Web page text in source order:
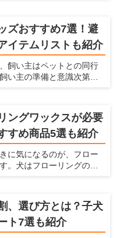
あると思います。 サロン
らうこともできますが、
てバリカンをしてあげた
も多いと思います。そこ
バリカンの選び方とス
毛をケアできるおすすめ
ズおすすめ7選！避
イテムリストも紹介
飼い主はペットとの同行
い主の準備と意識次第
用意しておけばよいで
全と健康を守るため、ラ
想定して、今から必要な
ておきましょう。ここで
なアイテムリストとおす
紹介します。
ングワックスが必要
すめ商品5選も紹介
に気になるのが、フロー
。犬はフローリングの上
、ペット対応可のフロー
すすめです。床に塗るだ
防止効果が得られます。
ーリングワックスを選ぶ
、選び方とは？子犬
ト7選も紹介